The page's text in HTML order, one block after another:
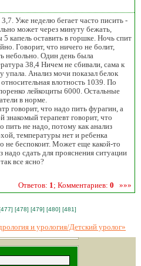
Уже неделю бегает часто писить -
может через минуту бежать,
5 капель оставить в горшке. Ночь спит
Говорит, что ничего не болит,
небольно. Один день была
38,4 Ничем не сбивали, сама к
упала. Анализ мочи показал белок
влотность 1039. По
лейкоциты 6000. Остальные
в норме.
говорит, что надо пить фурагин, а
знакомый терапевт говорит, что
пить не надо, потому как анализ
температуры нет и ребенка
не беспокоит. Может еще какой-то
надо сдать для прояснения ситуации
все ясно?
Ответов: 1; Комментариев: 0 »»»
[478] [479] [480] [481]
и урология/Детский уролог»